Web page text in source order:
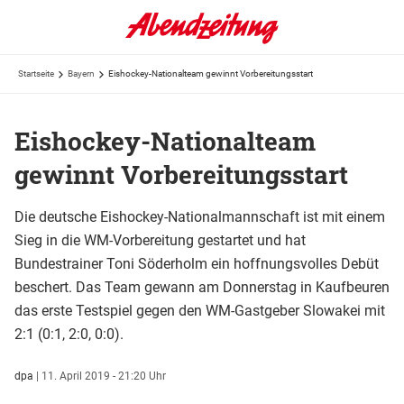
Startseite Bayern Eishockey-Nationalteam gewinnt Vorbereitungsstart
Eishockey-Nationalteam
gewinnt Vorbereitungsstart
Die deutsche Eishockey-Nationalmannschaft ist mit einem
Sieg in die WM-Vorbereitung gestartet und hat
Bundestrainer Toni Söderholm ein hoffnungsvolles Debüt
beschert. Das Team gewann am Donnerstag in Kaufbeuren
das erste Testspiel gegen den WM-Gastgeber Slowakei mit
2:1 (0:1, 2:0, 0:0).
dpa | 11. April 2019 - 21:20 Uhr